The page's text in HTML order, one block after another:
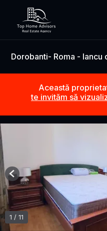
Dorobanti- Roma - Iancu
Această
te invităm să
1 / 11
Previous